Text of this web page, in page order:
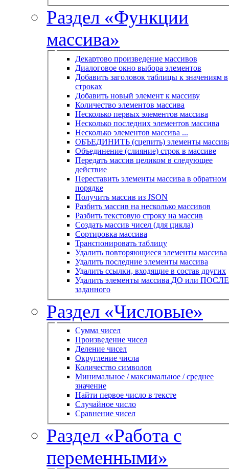
Раздел «Функции
массива»
Декартово произведение массивов
Диалоговое окно выбора элементов
Добавить заголовок таблицы к значениям в
строках
Добавить новый элемент к массиву
Количество элементов массива
Несколько первых элементов массива
Несколько последних элементов массива
Несколько элементов массива ...
ОБЪЕДИНИТЬ (сцепить) элементы
Объединение (слияние) строк в массиве
Передать массив целиком в следующее
действие
Переставить элементы массива в обратном
порядке
Получить массив из JSON
Разбить массив на несколько массивов
Разбить текстовую строку на массив
Создать массив чисел (для цикла)
Сортировка массива
Транспонировать таблицу
Удалить повторяющиеся элементы массива
Удалить последние элементы массива
Удалить ссылки, входящие в состав других
Удалить элементы массива ДО или ПОСЛЕ
заданного
Раздел «Числовые»
Сумма чисел
Произведение чисел
Деление чисел
Округление числа
Количество символов
Минимальное / максимальное / среднее
значение
Найти первое число в тексте
Случайное число
Сравнение чисел
Раздел «Работа с
переменными»